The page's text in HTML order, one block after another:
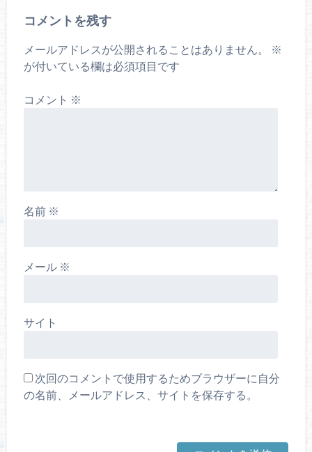
コメントを残す
メールアドレスが公開されることはありません。
※
が付いている欄は必須項目です
コメント ※
名前 ※
メール ※
サイト
次回のコメントで使用するためブラウザーに自分
の名前、メールアドレス、サイトを保存する。